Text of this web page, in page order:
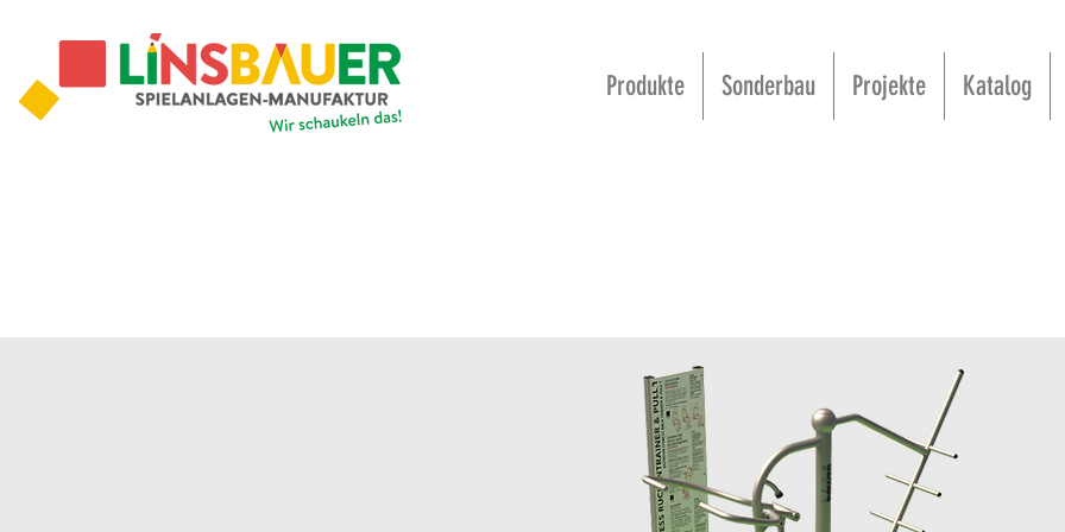
Produkte Sonderbau Projekte Katalog